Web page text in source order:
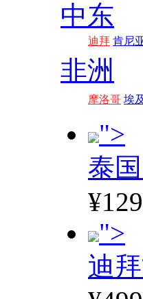
中东
迪拜 肯尼
非洲
摩洛哥 埃及
">
泰
">
迪